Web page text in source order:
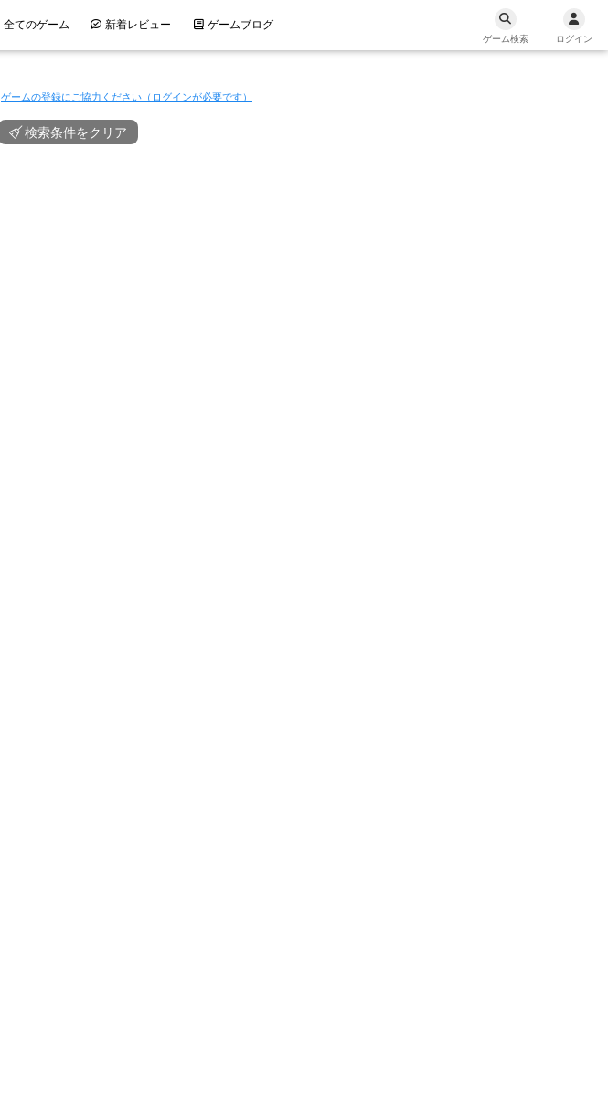
全てのゲーム 新着レビュー ゲームブログ
ゲーム検索 ログイン
ゲームの登録にご協力ください（ログインが必要です）
検索条件をクリア